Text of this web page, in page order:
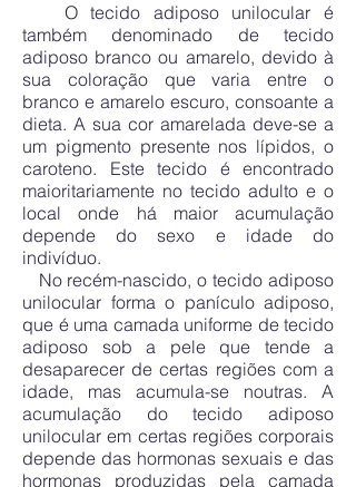
O tecido adiposo unilocular é
também denominado de tecido
adiposo branco ou amarelo, devido à
sua coloração que varia entre o
branco e amarelo escuro, consoante a
dieta. A sua cor amarelada deve-se a
um pigmento presente nos lípidos, o
caroteno. Este tecido é encontrado
maioritariamente no tecido adulto e o
local onde há maior acumulação
depende do sexo e idade do
indivíduo.
No recém-nascido, o tecido adiposo
unilocular forma o panículo adiposo,
que é uma camada uniforme de tecido
adiposo sob a pele que tende a
desaparecer de certas regiões com a
idade, mas acumula-se noutras. A
acumulação do tecido adiposo
unilocular em certas regiões corporais
depende das hormonas sexuais e das
hormonas produzidas pela camada